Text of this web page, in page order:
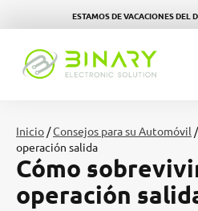
ESTAMOS DE VACACIONES DEL
Inicio /Consejos para su Automóvil
operación salida
Cómo
operación